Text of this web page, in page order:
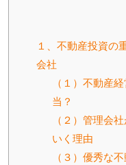
１、不動産投資の
会社
（１）不動産
当？
（２）管理会
いく理由
（３）優秀な